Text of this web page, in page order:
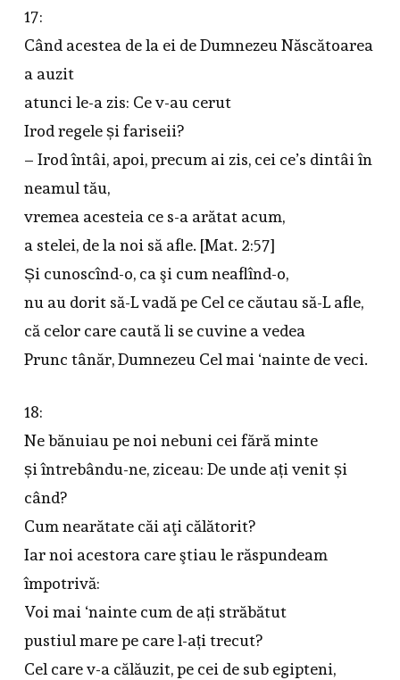
17:
Când acestea de la ei de Dumnezeu Născătoarea
a auzit
atunci le-a zis: Ce v-au cerut
Irod regele și fariseii?
– Irod întâi, apoi, precum ai zis, cei ce’s dintâi în
neamul tău,
vremea acesteia ce s-a arătat acum,
a stelei, de la noi să afle. [Mat. 2:57]
Și cunoscînd-o, ca şi cum neaflînd-o,
nu au dorit să-L vadă pe Cel ce căutau să-L afle,
că celor care caută li se cuvine a vedea
Prunc tânăr, Dumnezeu Cel mai ‘nainte de veci.
18:
Ne bănuiau pe noi nebuni cei fără minte
și întrebându-ne, ziceau: De unde ați venit și
când?
Cum nearătate căi aţi călătorit?
Iar noi acestora care ştiau le răspundeam
împotrivă:
Voi mai ‘nainte cum de ați străbătut
pustiul mare pe care l-ați trecut?
Cel care v-a călăuzit, pe cei de sub egipteni,